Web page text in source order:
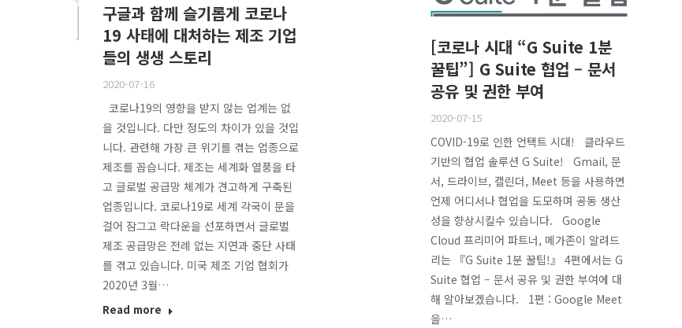
구글과 함께 슬기롭게 코로나
19 사태에 대처하는 제조 기업
들의 생생 스토리
2020-07-16
코로나19의 영향을 받지 않는 업계는 없
을 것입니다. 다만 정도의 차이가 있을 것입
니다. 관련해 가장 큰 위기를 겪는 업종으로
제조를 꼽습니다. 제조는 세계화 열풍을 타
고 글로벌 공급망 체계가 견고하게 구축된
업종입니다. 코로나19로 세계 각국이 문을
걸어 잠그고 락다운을 선포하면서 글로벌
제조 공급망은 전례 없는 지연과 중단 사태
를 겪고 있습니다. 미국 제조 기업 협회가
2020년 3월…
Read more
[코로나 시대 “G Suite 1분
꿀팁”] G Suite 협업 – 문서
공유 및 권한 부여
2020-07-15
COVID-19로 인한 언택트 시대! 클라우드
기반의 협업 솔루션 G Suite! Gmail, 문
서, 드라이브, 캘린더, Meet 등을 사용하면
언제 어디서나 협업을 도모하며 공동 생산
성을 향상시킬수 있습니다. Google
Cloud 프리미어 파트너, 메가존이 알려드
리는 『G Suite 1분 꿀팁!』 4편에서는 G
Suite 협업 – 문서 공유 및 권한 부여에 대
해 알아보겠습니다. 1편 : Google Meet
을…